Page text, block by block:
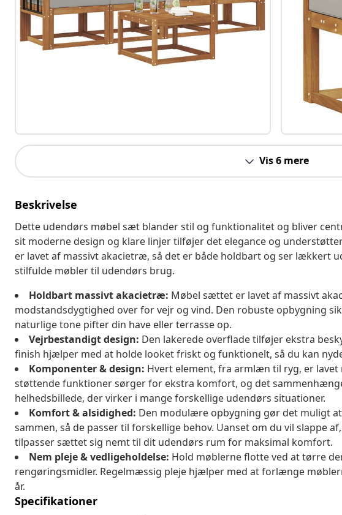
Vis 6 mere
Beskrivelse
Dette udendørs møbel sæt blander stil og funktionalitet og bliver
sit moderne design og klare linjer tilføjer det elegance og
er lavet af massivt akacietræ, så det er både holdbart og ser lækkert
stilfulde møbler til udendørs brug.
Holdbart massivt akacietræ: Møbel sættet er lavet af massivt
modstandsdygtighed over for vejr og vind. Den robuste opbygning
naturlige tone pifter din have eller terrasse op.
Vejrbestandigt design: Den lakerede overflade tilføjer ekstra
finish hjælper med at holde looket friskt og funktionelt, så du kan
Komponenter & design: Hvert element, fra armlæn til ryg, er
støttende funktioner sørger for ekstra komfort, og det
helhedsbillede, der virker i mange forskellige udendørs situationer.
Komfort & alsidighed: Den modulære opbygning gør det muligt
sammen, så de passer til forskellige behov. Uanset om du vil slappe
tilpasser sættet sig nemt til dit udendørs rum for maksimal komfort.
Nem pleje & vedligeholdelse: Hold møblerne flotte ved at tørre
rengøringsmidler. Regelmæssig pleje hjælper med at forlænge
år.
Specifikationer